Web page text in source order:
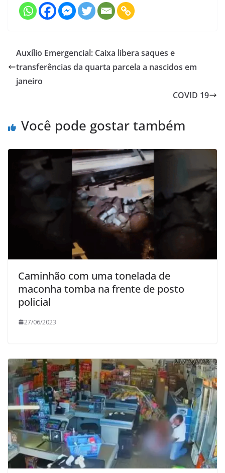
Auxílio Emergencial: Caixa libera saques e
transferências da quarta parcela a nascidos em
janeiro
COVID 19
Você pode gostar também
Caminhão com uma tonelada de
maconha tomba na frente de posto
policial
27/06/2023